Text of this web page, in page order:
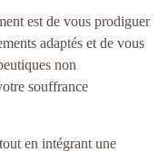
est de vous prodiguer
adaptés et de vous
non
souffrance
en intégrant une